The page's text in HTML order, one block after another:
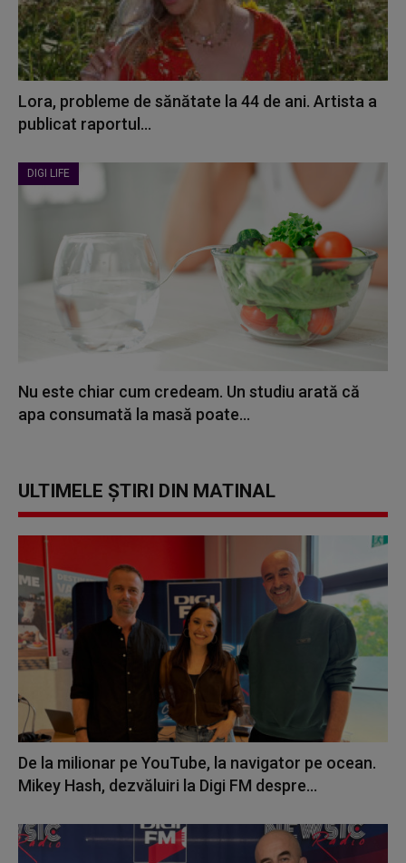
Lora, probleme de sănătate la 44 de ani. Artista a
publicat raportul...
DIGI LIFE
Nu este chiar cum credeam. Un studiu arată că
apa consumată la masă poate...
ULTIMELE ȘTIRI DIN MATINAL
De la milionar pe YouTube, la navigator pe ocean.
Mikey Hash, dezvăluiri la Digi FM despre...